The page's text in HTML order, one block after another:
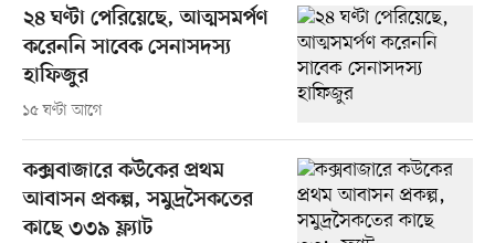
২৪ ঘণ্টা পেরিয়েছে, আত্মসমর্পণ
করেননি সাবেক সেনাসদস্য
হাফিজুর
১৫ ঘণ্টা আগে
কক্সবাজারে কউকের প্রথম
আবাসন প্রকল্প, সমুদ্রসৈকতের
কাছে ৩৩৯ ফ্ল্যাট